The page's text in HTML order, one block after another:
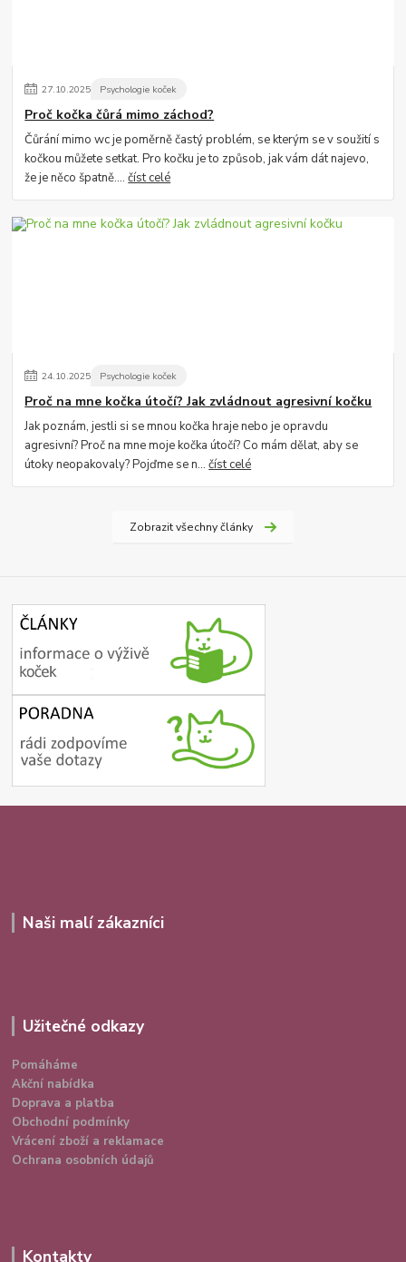
27.10.2025 Psychologie koček
Proč kočka čůrá mimo záchod?
Čůrání mimo wc je poměrně častý problém, se kterým se v soužití s
kočkou můžete setkat. Pro kočku je to způsob, jak vám dát najevo,
že je něco špatně....číst celé
24.10.2025 Psychologie koček
Proč na mne kočka útočí? Jak zvládnout agresivní kočku
Jak poznám, jestli si se mnou kočka hraje nebo je opravdu
agresivní? Proč na mne moje kočka útočí? Co mám dělat, aby se
útoky neopakovaly? Pojďme se n...číst celé
Zobrazit všechny články
Naši malí zákazníci
Užitečné odkazy
Pomáháme
Akční nabídka
Doprava a platba
Obchodní podmínky
Vrácení zboží a reklamace
Ochrana osobních údajů
Kontakty